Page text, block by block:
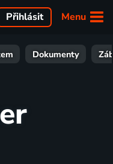
Menu
Přihlásit
Dokumenty